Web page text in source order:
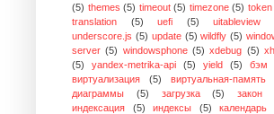
(5) themes (5) timeout (5) timezone (5) token
translation
(5) uefi (5) uitableview
underscore.js (5) update (5) wildfly (5)
server (5) windowsphone (5) xdebug (5)
(5)
yandex-metrika-api (5) yield (5) бэм
виртуализация
(5) виртуальная-память
диаграммы
(5) загрузка (5) закон
индексация
(5) индексы (5) календарь